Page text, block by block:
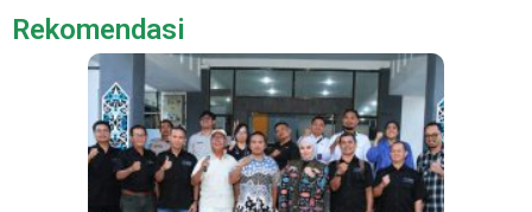
Rekomendasi